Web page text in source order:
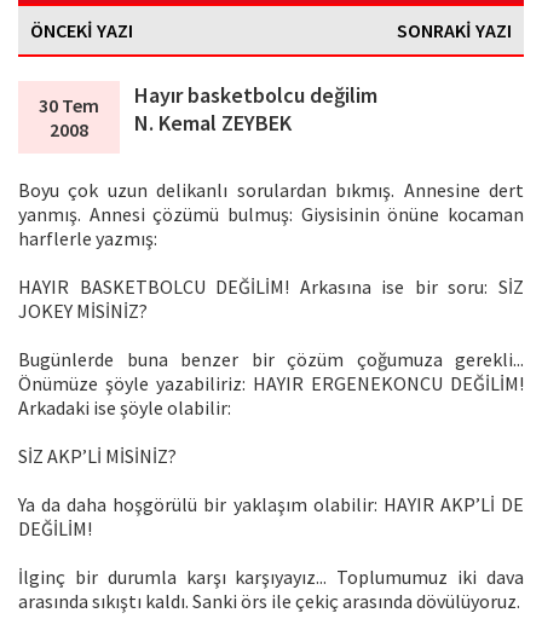
ÖNCEKİ YAZI SONRAKİ YAZI
30 Tem
2008
Hayır basketbolcu değilim
N. Kemal ZEYBEK
Boyu çok uzun delikanlı sorulardan bıkmış. Annesine dert
yanmış. Annesi çözümü bulmuş: Giysisinin önüne kocaman
harflerle yazmış:
HAYIR BASKETBOLCU DEĞİLİM! Arkasına ise bir soru: SİZ
JOKEY MİSİNİZ?
Bugünlerde buna benzer bir çözüm çoğumuza gerekli...
Önümüze şöyle yazabiliriz: HAYIR ERGENEKONCU DEĞİLİM!
Arkadaki ise şöyle olabilir:
SİZ AKP’Lİ MİSİNİZ?
Ya da daha hoşgörülü bir yaklaşım olabilir: HAYIR AKP’Lİ DE
DEĞİLİM!
İlginç bir durumla karşı karşıyayız... Toplumumuz iki dava
arasında sıkıştı kaldı. Sanki örs ile çekiç arasında dövülüyoruz.